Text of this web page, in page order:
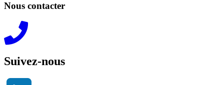
Nous contacter
Suivez-nous